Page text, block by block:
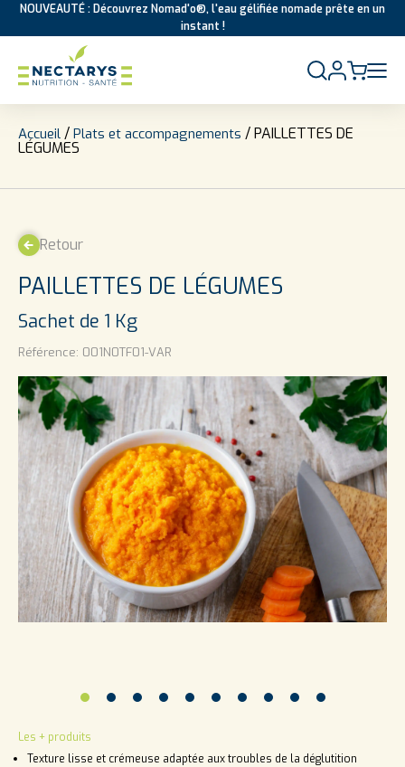
Aller au contenu
NOUVEAUTÉ : Découvrez Nomad'o®, l'eau gélifiée nomade prête en un
instant !
Accueil / Plats et accompagnements / PAILLETTES DE
LÉGUMES
Retour
PAILLETTES DE LÉGUMES
Sachet de 1 Kg
Référence: 001N0TF01-VAR
Les + produits
Texture lisse et crémeuse adaptée aux troubles de la déglutition